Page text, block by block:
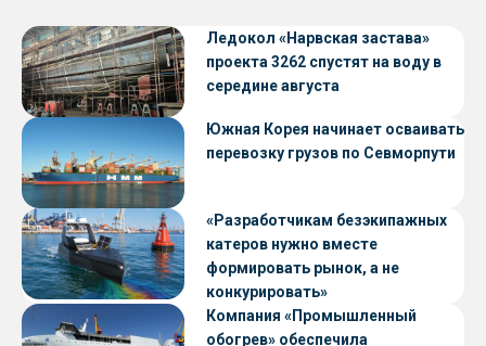
Ледокол «Нарвская застава»
проекта 3262 спустят на воду в
середине августа
Южная Корея начинает осваивать
перевозку грузов по Севморпути
«Разработчикам безэкипажных
катеров нужно вместе
формировать рынок, а не
конкурировать»
Компания «Промышленный
обогрев» обеспечила